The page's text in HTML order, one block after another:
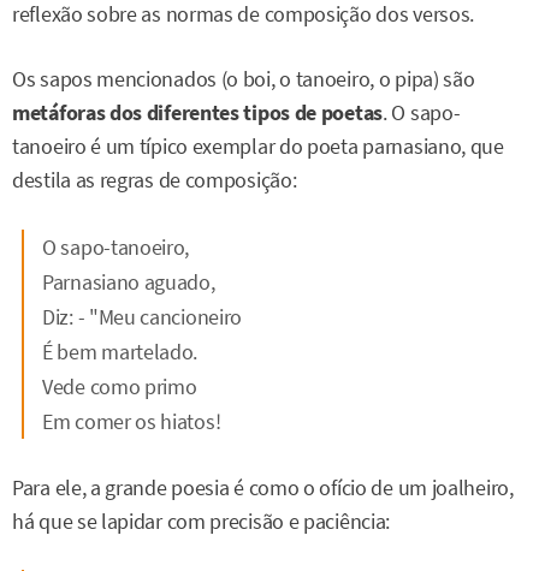
reflexão sobre as normas de composição dos versos.
Os sapos mencionados (o boi, o tanoeiro, o pipa) são
metáforas dos diferentes tipos de poetas. O sapo-
tanoeiro é um típico exemplar do poeta parnasiano, que
destila as regras de composição:
O sapo-tanoeiro,
Parnasiano aguado,
Diz: - "Meu cancioneiro
É bem martelado.
Vede como primo
Em comer os hiatos!
Para ele, a grande poesia é como o ofício de um joalheiro,
há que se lapidar com precisão e paciência: